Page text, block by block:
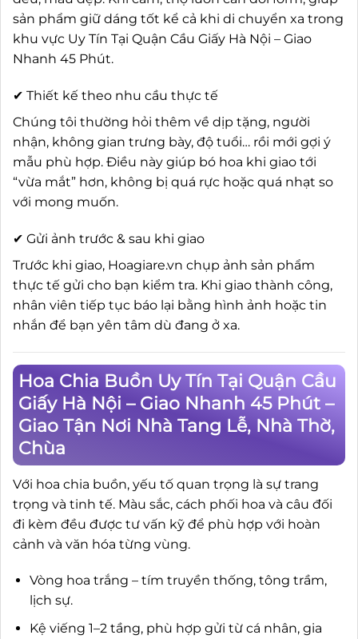
sản phẩm giữ dáng tốt kể cả khi di chuyển xa trong
khu vực Uy Tín Tại Quận Cầu Giấy Hà Nội – Giao
Nhanh 45 Phút.
✔ Thiết kế theo nhu cầu thực tế
Chúng tôi thường hỏi thêm về dịp tặng, người
nhận, không gian trưng bày, độ tuổi… rồi mới gợi ý
mẫu phù hợp. Điều này giúp bó hoa khi giao tới
“vừa mắt” hơn, không bị quá rực hoặc quá nhạt so
với mong muốn.
✔ Gửi ảnh trước & sau khi giao
Trước khi giao, Hoagiare.vn chụp ảnh sản phẩm
thực tế gửi cho bạn kiểm tra. Khi giao thành công,
nhân viên tiếp tục báo lại bằng hình ảnh hoặc tin
nhắn để bạn yên tâm dù đang ở xa.
Hoa Chia Buồn Uy Tín Tại Quận Cầu
Giấy Hà Nội – Giao Nhanh 45 Phút –
Giao Tận Nơi Nhà Tang Lễ, Nhà Thờ,
Chùa
Với hoa chia buồn, yếu tố quan trọng là sự trang
trọng và tinh tế. Màu sắc, cách phối hoa và câu đối
đi kèm đều được tư vấn kỹ để phù hợp với hoàn
cảnh và văn hóa từng vùng.
Vòng hoa trắng – tím truyền thống, tông trầm,
lịch sự.
Kệ viếng 1–2 tầng, phù hợp gửi từ cá nhân, gia